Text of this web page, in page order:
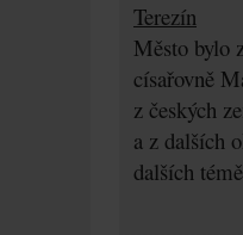
Terezín
Město bylo
císařovně
z českých
a z dalších
dalších